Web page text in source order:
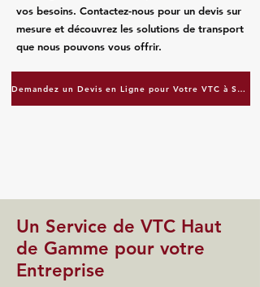
vos besoins. Contactez-nous pour un devis sur
mesure et découvrez les solutions de transport
que nous pouvons vous offrir.
Demandez un Devis en Ligne pour Votre VTC à Strasbourg
Un Service de VTC Haut
de Gamme pour votre
Entreprise